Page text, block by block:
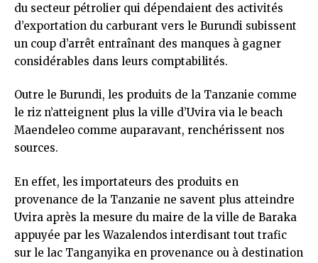
du secteur pétrolier qui dépendaient des activités
d’exportation du carburant vers le Burundi subissent
un coup d’arrêt entraînant des manques à gagner
considérables dans leurs comptabilités.
Outre le Burundi, les produits de la Tanzanie comme
le riz n’atteignent plus la ville d’Uvira via le beach
Maendeleo comme auparavant, renchérissent nos
sources.
En effet, les importateurs des produits en
provenance de la Tanzanie ne savent plus atteindre
Uvira après la mesure du maire de la ville de Baraka
appuyée par les Wazalendos interdisant tout trafic
sur le lac Tanganyika en provenance ou à destination